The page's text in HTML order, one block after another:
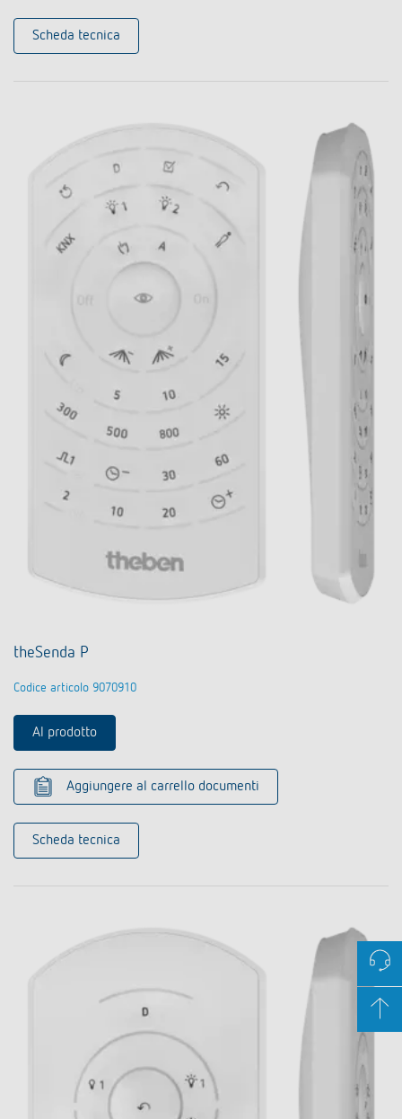
Scheda tecnica
theSenda P
Codice articolo 9070910
Al prodotto
Aggiungere al carrello documenti
Scheda tecnica